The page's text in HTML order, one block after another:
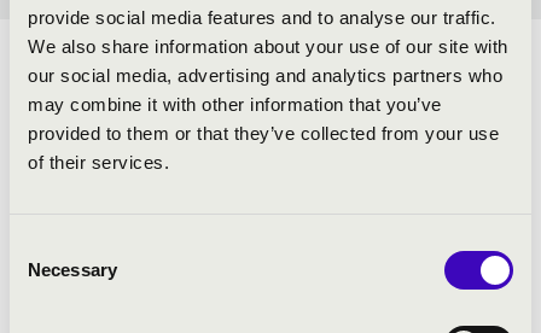
provide social media features and to analyse our traffic.
We also share information about your use of our site with
our social media, advertising and analytics partners who
may combine it with other information that you’ve
provided to them or that they’ve collected from your use
of their services.
Selection
Necessary
ELŐADÓK:
Zűrös Banda
NÉPZENE SZÁRNYÁN A BALKÁNTÓL